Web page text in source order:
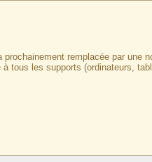
remplacée par une
tous les supports (ordinateurs,